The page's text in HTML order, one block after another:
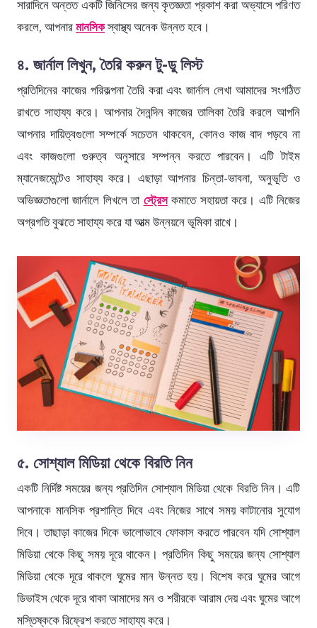
সারাদিনে অন্তত একটি জিনিসের জন্য কৃতজ্ঞতা প্রকাশ করা অভ্যাসে পরিণত
করলে, আপনার মানসিকস্বাস্থ্য অনেক উন্নত হবে।
৪. জার্নাল লিখুন, তৈরি করুন টু-ডু লিস্ট
প্রতিদিনের কাজের পরিকল্পনা তৈরি করা এবং জার্নাল লেখা আমাদের সংগঠিত
রাখতে সাহায্য করে। আপনার দৈনন্দিন কাজের তালিকা তৈরি করলে আপনি
আপনার দায়িত্বগুলো সম্পর্কে সচেতন থাকবেন, কোনও কাজ বাদ পড়বে না
এবং কাজগুলো গুরুত্ব অনুসারে সম্পন্ন করতে পারবেন। এটি টাইম
ম্যানেজমেন্টেও সাহায্য করে। এছাড়া আপনার চিন্তা-ভাবনা, অনুভূতি ও
অভিজ্ঞতাগুলো জার্নালে লিখলে তা স্ট্রেসকমাতে সহায়তা করে। এটি নিজের
অগ্রগতি বুঝতে সাহায্য করে যা আত্ম উন্নয়নে ভূমিকা রাখে।
৫. সোশ্যাল মিডিয়া থেকে বিরতি নিন
একটি নির্দিষ্ট সময়ের জন্য প্রতিদিন সোশ্যাল মিডিয়া থেকে বিরতি নিন। এটি
আপনাকে মানসিক প্রশান্তি দিবে এবং নিজের সাথে সময় কাটানোর সুযোগ
দিবে। তাছাড়া কাজের দিকে ভালোভাবে ফোকাস করতে পারবেন যদি সোশ্যাল
মিডিয়া থেকে কিছু সময় দূরে থাকেন। প্রতিদিন কিছু সময়ের জন্য সোশ্যাল
মিডিয়া থেকে দূরে থাকলে ঘুমের মান উন্নত হয়। বিশেষ করে ঘুমের আগে
ডিভাইস থেকে দূরে থাকা আমাদের মন ও শরীরকে আরাম দেয় এবং ঘুমের আগে
মস্তিষ্ককে রিফ্রেশ করতে সাহায্য করে।